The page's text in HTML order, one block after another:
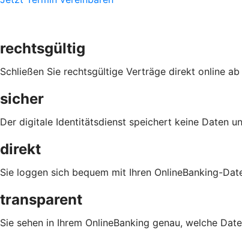
rechtsgültig
Schließen Sie rechtsgültige Verträge direkt online
sicher
Der digitale Identitätsdienst speichert keine Daten
direkt
Sie loggen sich bequem mit Ihren OnlineBanking-
transparent
Sie sehen in Ihrem OnlineBanking genau, welche